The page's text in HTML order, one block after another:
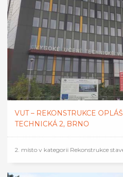
VUT – REKONSTRUKCE
TECHNICKÁ 2, BRNO
2. místo v kategorii Rekonstrukce